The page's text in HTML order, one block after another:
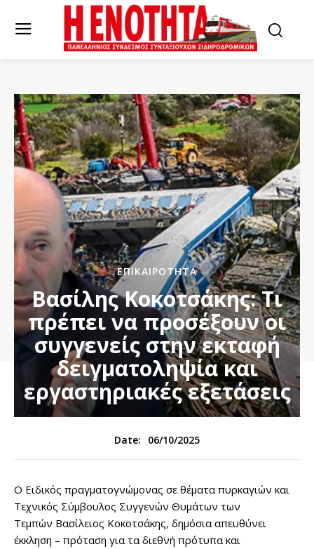
ΕΠΙΚΑΙΡΌΤΗΤΑ
Βασίλης Κοκοτσάκης: Τι
πρέπει να προσέξουν οι
συγγενείς στην εκταφή
δειγματοληψία και
εργαστηριακές εξετάσεις
Date: 06/10/2025
Ο Ειδικός πραγματογνώμονας σε θέματα πυρκαγιών και
Τεχνικός Σύμβουλος Συγγενών Θυμάτων των
Τεμπών Βασίλειος Κοκοτσάκης, δημόσια απευθύνει
έκκληση – πρόταση για τα διεθνή πρότυπα και